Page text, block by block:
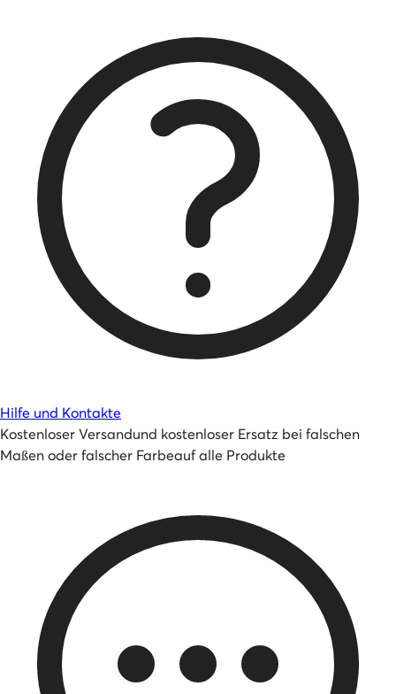
Hilfe und Kontakte
Kostenloser Versandund kostenloser Ersatz bei falschen
Maßen oder falscher Farbeauf alle Produkte